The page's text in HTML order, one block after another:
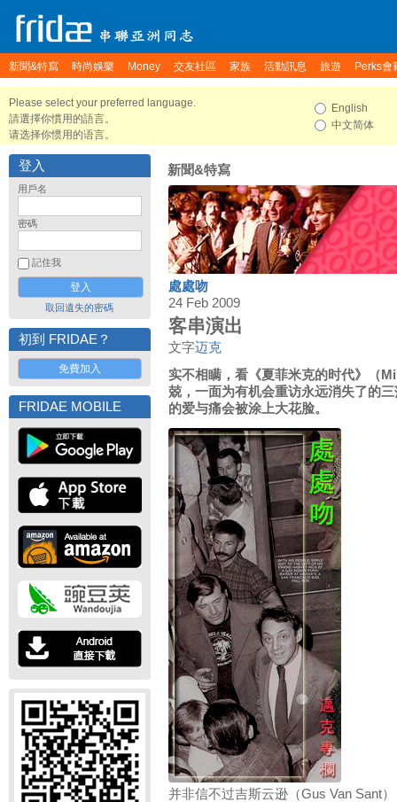
新聞&特寫 時尚娛樂 Money 交友社區 家族 活動訊息 旅遊 Perks會
Please select your preferred language.
請選擇你慣用的語言。
请选择你惯用的语言。
English
中文简体
登入
用戶名
密碼
記住我
取回遺失的密碼
初到 FRIDAE？
免費加入
FRIDAE MOBILE
新聞&特寫
處處吻
24 Feb 2009
客串演出
文字迈克
实不相瞒，看《夏菲米克的时代》（
兢，一面为有机会重访永远消失了的
的爱与痛会被涂上大花脸。
并非信不过吉斯云逊（Gus Van Sant